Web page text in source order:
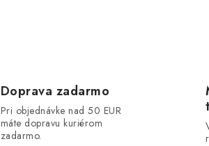
Doprava zadarmo
Pri objednávke nad 50 EUR
máte dopravu kuriérom
zadarmo.